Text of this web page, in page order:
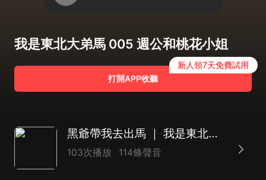
我是東北大弟馬 005 週公和桃花小姐
打開APP收聽
新人領7天免費試用
黑爺帶我去出馬 ｜ 我是東北大弟馬 ｜ 燚人演繹
103次播放 114條聲音